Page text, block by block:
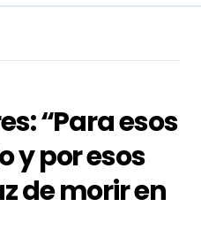
“Para esos
y por esos
de morir en